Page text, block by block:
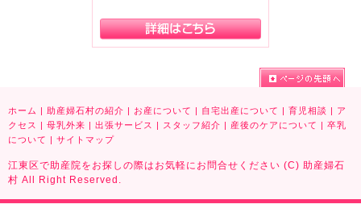
ホーム | 助産婦石村の紹介 | お産について | 自宅出産について | 育児相談 | ア
クセス
| 母乳外来 | 出張サービス | スタッフ紹介 | 産後のケアについて | 卒乳
について | サイトマップ
江東区で助産院をお探しの際はお気軽にお問合せください (C) 助産婦石
村 All Right Reserved.